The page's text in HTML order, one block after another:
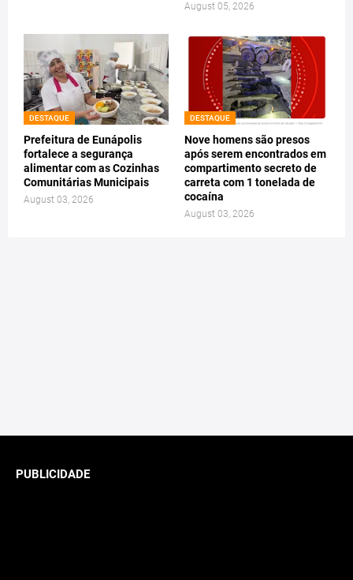
August 05, 2026
DESTAQUE
Prefeitura de Eunápolis
fortalece a segurança
alimentar com as Cozinhas
Comunitárias Municipais
August 03, 2026
DESTAQUE
Nove homens são presos
após serem encontrados em
compartimento secreto de
carreta com 1 tonelada de
cocaína
August 03, 2026
PUBLICIDADE